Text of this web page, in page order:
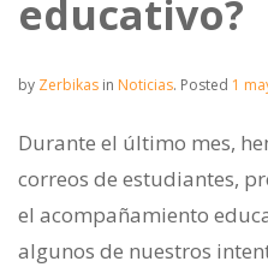
educativo?
by Zerbikas in Noticias. Posted 1
Durante el último mes,
correos de estudiantes,
el acompañamiento
algunos de nuestros